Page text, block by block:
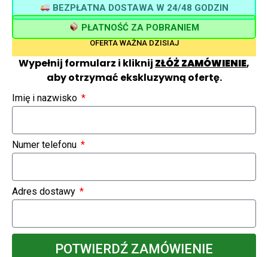
BEZPŁATNA DOSTAWA W 24/48 GODZIN
PŁATNOŚĆ ZA POBRANIEM
OFERTA WAŻNA DZISIAJ
Wypełnij formularz i kliknij ZŁÓŻ ZAMÓWIENIE,
aby otrzymać ekskluzywną ofertę.
Imię i nazwisko
Numer telefonu
Adres dostawy
POTWIERDŹ ZAMÓWIENIE